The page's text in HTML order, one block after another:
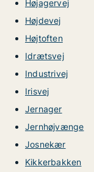
Højagervej
Højdevej
Højtoften
Idrætsvej
Industrivej
Irisvej
Jernager
Jernhøjvænge
Josnekær
Kikkerbakken